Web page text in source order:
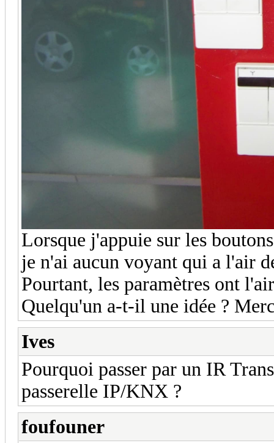
Lorsque j'appuie sur les
je n'ai aucun voyant qui a l'air
Pourtant, les paramètres ont
Quelqu'un a-t-il une idée ?
Ives
Pourquoi passer par un IR
passerelle IP/KNX ?
foufouner